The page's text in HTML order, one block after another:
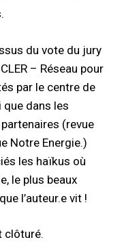
du vote du jury
– Réseau pour
par le centre de
que dans les
(revue
Notre Energie.)
les haïkus où
le plus beaux
l’auteur.e vit !
clôturé.